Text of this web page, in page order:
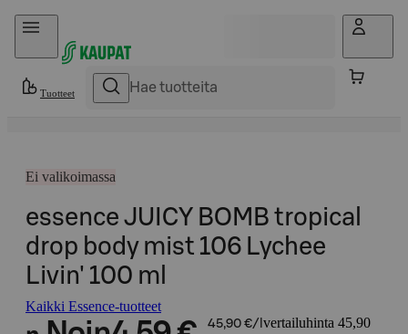
Hyppää sisältöön
Tuotteet
Ei valikoimassa
essence JUICY BOMB tropical
drop body mist 106 Lychee
Livin' 100 ml
Kaikki Essence-tuotteet
45,90 €/l vertailuhinta 45,90